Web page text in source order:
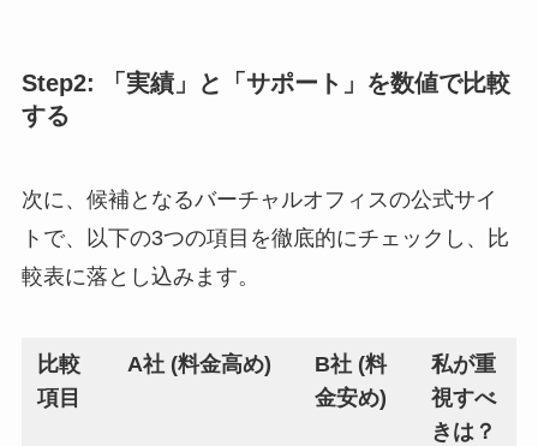
Step2: 「実績」と「サポート」を数値で比較
する
次に、候補となるバーチャルオフィスの公式サイ
トで、以下の3つの項目を徹底的にチェックし、比
較表に落とし込みます。
比較
項目
A社 (料金高め)
B社 (料
金安め)
私が重
視すべ
きは？